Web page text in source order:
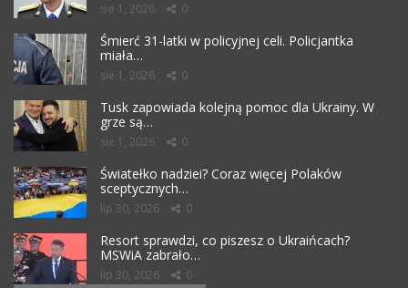
sie 1, 2026 0
Śmierć 31-latki w policyjnej celi. Policjantka
miała…
sie 1, 2026 0
Tusk zapowiada kolejną pomoc dla Ukrainy. W
grze są…
sie 1, 2026 0
Światełko nadziei? Coraz więcej Polaków
sceptycznych…
lip 30, 2026 0
Resort sprawdzi, co piszesz o Ukraińcach?
MSWiA zabrało…
lip 30, 2026 0